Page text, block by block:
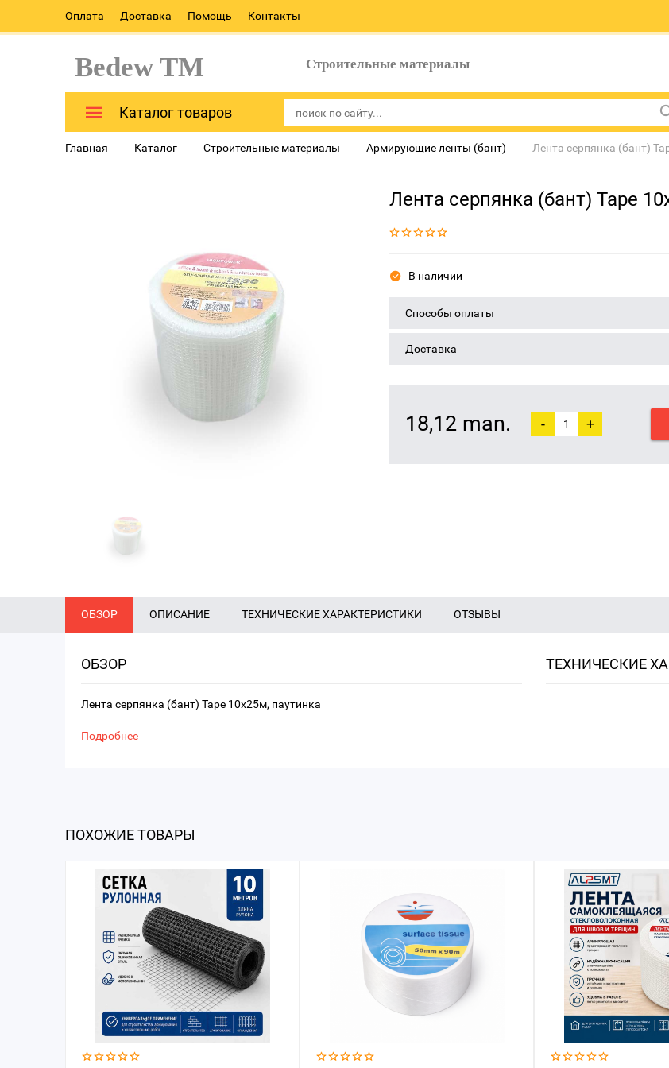
Оплата Доставка Помощь Контакты
Bedew TM Строительные материалы
Каталог товаров
Главная Каталог Строительные материалы Армирующие ленты (бант) Лента серпянка (бант)
Лента серпянка (бант) Tape
В наличии
Способы оплаты
Доставка
18,12 man. - +
ОБЗОР ОПИСАНИЕ ТЕХНИЧЕСКИЕ ХАРАКТЕРИСТИКИ ОТЗЫВЫ
ОБЗОР
Лента серпянка (бант) Tape 10x25м, паутинка
Подробнее
ТЕХНИЧЕСКИЕ
ПОХОЖИЕ ТОВАРЫ